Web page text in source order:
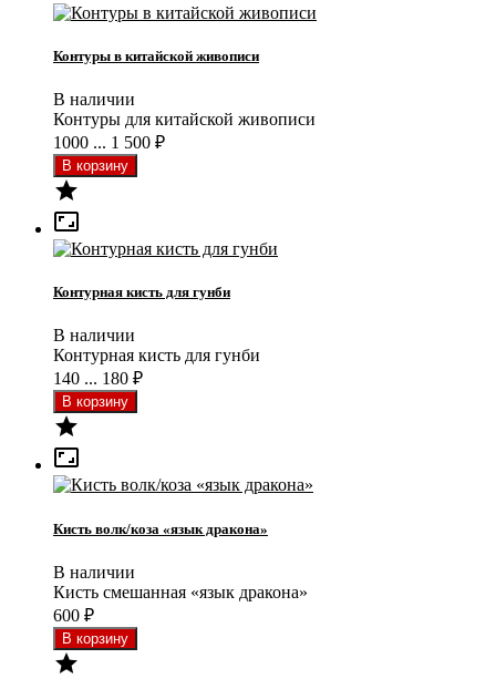
Контуры в китайской живописи
В наличии
Контуры для китайской живописи
1000 ... 1 500 ₽


Контурная кисть для гунби
В наличии
Контурная кисть для гунби
140 ... 180 ₽


Кисть волк/коза «язык дракона»
В наличии
Кисть смешанная «язык дракона»
600 ₽
